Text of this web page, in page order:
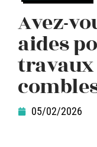
Avez-
aides
travaux
05/02/2026